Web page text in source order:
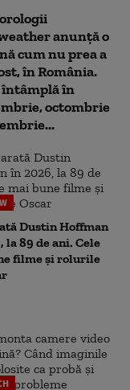
anunță o
cum nu prea a
în România.
întâmplă în
octombrie
Dustin Hoffman
la 89 de ani. Cele
filme și rolurile